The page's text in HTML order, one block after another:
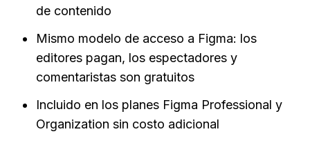
de contenido
Mismo modelo de acceso a Figma: los
editores pagan, los espectadores y
comentaristas son gratuitos
Incluido en los planes Figma Professional y
Organization sin costo adicional